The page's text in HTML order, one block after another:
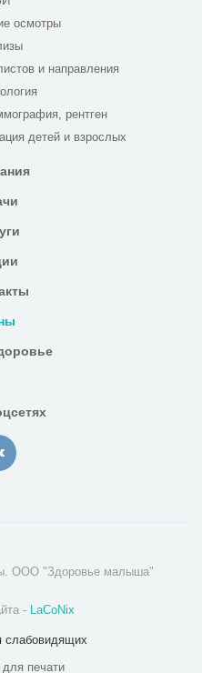
осмотры
и направления
рентген
детей и взрослых
ООО "Здоровье малыша"
- LaCoNix
слабовидящих
для печати